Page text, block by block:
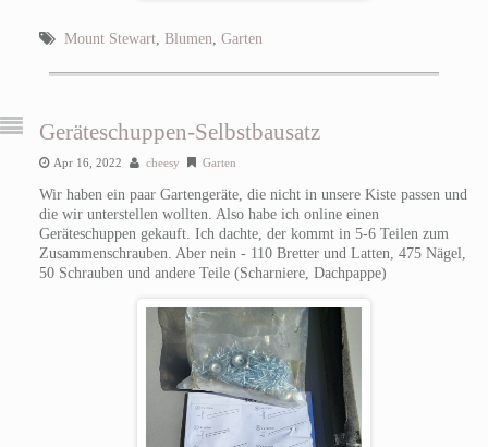
Mount Stewart, Blumen, Garten
Geräteschuppen-Selbstbausatz
Apr 16, 2022 cheesy Garten
Wir haben ein paar Gartengeräte, die nicht in unsere Kiste passen und
die wir unterstellen wollten. Also habe ich online einen
Geräteschuppen gekauft. Ich dachte, der kommt in 5-6 Teilen zum
Zusammenschrauben. Aber nein - 110 Bretter und Latten, 475 Nägel,
50 Schrauben und andere Teile (Scharniere, Dachpappe)